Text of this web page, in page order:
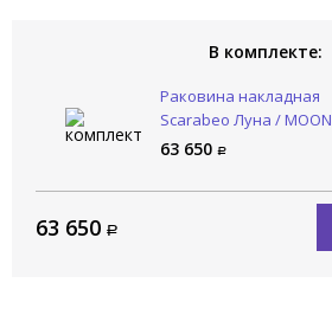
В комплекте:
Раковина накладная
Scarabeo Луна / MOON
5502/53
63 650
63 650